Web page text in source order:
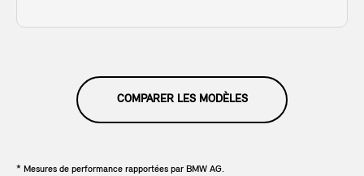
COMPARER LES MODÈLES
* Mesures de performance rapportées par BMW AG.